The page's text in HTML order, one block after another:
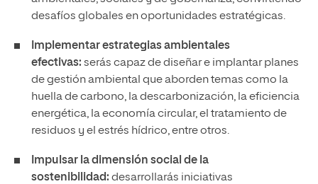
desafíos globales en oportunidades estratégicas.
Implementar estrategias ambientales
efectivas: serás capaz de diseñar e implantar planes
de gestión ambiental que aborden temas como la
huella de carbono, la descarbonización, la eficiencia
energética, la economía circular, el tratamiento de
residuos y el estrés hídrico, entre otros.
Impulsar la dimensión social de la
sostenibilidad: desarrollarás iniciativas